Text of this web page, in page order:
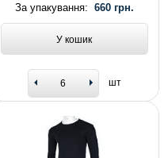
За упакування: 660 грн.
У кошик
шт